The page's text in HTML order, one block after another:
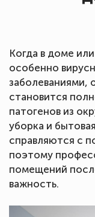
Когда в доме
особенно
заболеваниями,
становится
патогенов из
уборка и
справляются с
поэтому
помещений
важность.